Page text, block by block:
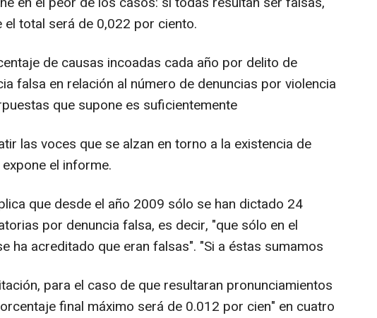
total será de 0,022 por ciento.
de causas incoadas cada año por delito de
falsa en relación al número de denuncias por violencia
que supone es suficientemente
las voces que se alzan en torno a la existencia de
el informe.
que desde el año 2009 sólo se han dictado 24
por denuncia falsa, es decir, "que sólo en el
ha acreditado que eran falsas". "Si a éstas sumamos
para el caso de que resultaran pronunciamientos
final máximo será de 0.012 por cien" en cuatro